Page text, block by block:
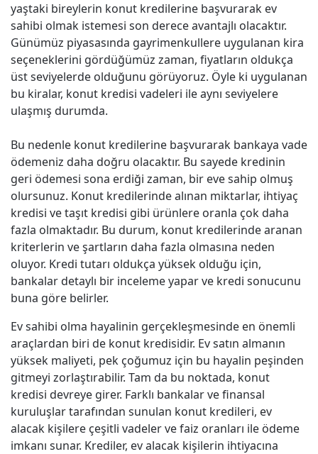
yaştaki bireylerin konut kredilerine başvurarak ev
sahibi olmak istemesi son derece avantajlı olacaktır.
Günümüz piyasasında gayrimenkullere uygulanan kira
seçeneklerini gördüğümüz zaman, fiyatların oldukça
üst seviyelerde olduğunu görüyoruz. Öyle ki uygulanan
bu kiralar, konut kredisi vadeleri ile aynı seviyelere
ulaşmış durumda.
Bu nedenle konut kredilerine başvurarak bankaya vade
ödemeniz daha doğru olacaktır. Bu sayede kredinin
geri ödemesi sona erdiği zaman, bir eve sahip olmuş
olursunuz. Konut kredilerinde alınan miktarlar, ihtiyaç
kredisi ve taşıt kredisi gibi ürünlere oranla çok daha
fazla olmaktadır. Bu durum, konut kredilerinde aranan
kriterlerin ve şartların daha fazla olmasına neden
oluyor. Kredi tutarı oldukça yüksek olduğu için,
bankalar detaylı bir inceleme yapar ve kredi sonucunu
buna göre belirler.
Ev sahibi olma hayalinin gerçekleşmesinde en önemli
araçlardan biri de konut kredisidir. Ev satın almanın
yüksek maliyeti, pek çoğumuz için bu hayalin peşinden
gitmeyi zorlaştırabilir. Tam da bu noktada, konut
kredisi devreye girer. Farklı bankalar ve finansal
kuruluşlar tarafından sunulan konut kredileri, ev
alacak kişilere çeşitli vadeler ve faiz oranları ile ödeme
imkanı sunar. Krediler, ev alacak kişilerin ihtiyacına